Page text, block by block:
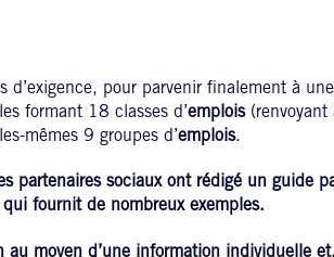
pour parvenir finalement à
formant 18 classes d’emplois(renvoyant
mêmes 9 groupes d’emplois.
partenaires sociaux ont rédigé un guide
fournit de nombreux exemples.
moyen d’une information individuelle